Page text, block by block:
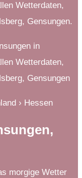
Wetterdaten,
Gensungen.
in
Wetterdaten,
Gensungen
› Hessen
morgige Wetter